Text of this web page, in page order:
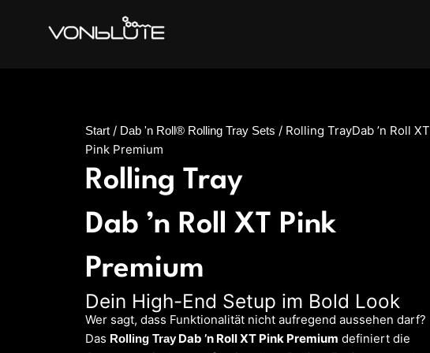
Start/ Dab 'n Roll® Rolling Tray Sets / Rolling TrayDab ’n Roll XT
Pink Premium
Rolling Tray
Dab ’n Roll XT Pink
Premium
Dein High-End Setup im Bold Look
Wer sagt, dass Funktionalität nicht aufregend aussehen darf?
Das Rolling TrayDab ’n Roll XT Pink Premium definiert die